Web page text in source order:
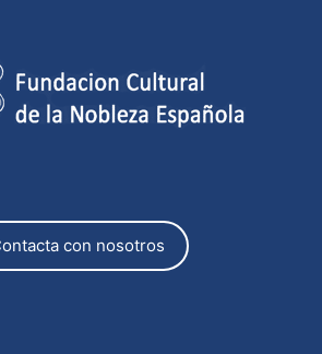
con nosotros